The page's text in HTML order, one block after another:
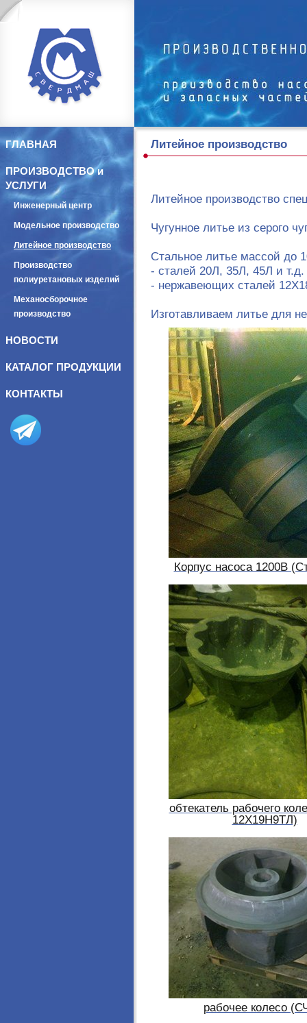
ГЛАВНАЯ
ПРОИЗВОДСТВО и
УСЛУГИ
Инженерный центр
Модельное производство
Литейное производство
Производство
полиуретановых изделий
Механосборочное
производство
НОВОСТИ
КАТАЛОГ ПРОДУКЦИИ
КОНТАКТЫ
Литейное производство
Литейное производство
Чугунное литье из серого
Стальное литье массой до
- сталей 20Л, 35Л, 45Л и т.д.
- нержавеющих сталей
Изготавливаем литье для
Корпус насоса 1200В
обтекатель рабочего
12Х19Н9ТЛ)
рабочее колесо